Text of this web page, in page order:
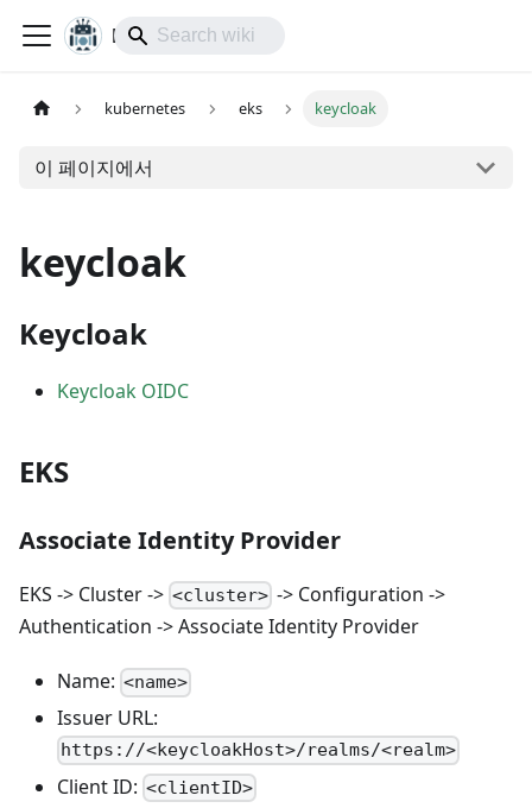
lol-IoT
kubernetes eks keycloak
이 페이지에서
keycloak
Keycloak
Keycloak OIDC
EKS
Associate Identity Provider
EKS -> Cluster -> <cluster> -> Configuration ->
Authentication -> Associate Identity Provider
Name: <name>
Issuer URL:
https://<keycloakHost>/realms/<realm>
Client ID: <clientID>